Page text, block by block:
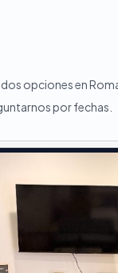
dos opciones en
por fechas.